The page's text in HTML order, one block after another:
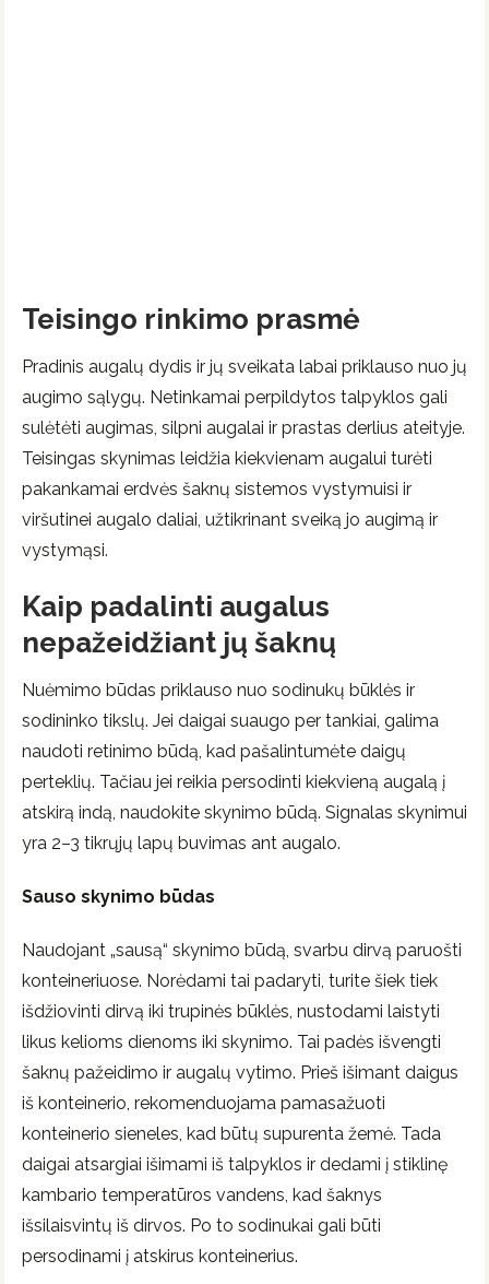
Teisingo rinkimo prasmė
Pradinis augalų dydis ir jų sveikata labai priklauso nuo jų
augimo sąlygų. Netinkamai perpildytos talpyklos gali
sulėtėti augimas, silpni augalai ir prastas derlius ateityje.
Teisingas skynimas leidžia kiekvienam augalui turėti
pakankamai erdvės šaknų sistemos vystymuisi ir
viršutinei augalo daliai, užtikrinant sveiką jo augimą ir
vystymąsi.
Kaip padalinti augalus
nepažeidžiant jų šaknų
Nuėmimo būdas priklauso nuo sodinukų būklės ir
sodininko tikslų. Jei daigai suaugo per tankiai, galima
naudoti retinimo būdą, kad pašalintumėte daigų
perteklių. Tačiau jei reikia persodinti kiekvieną augalą į
atskirą indą, naudokite skynimo būdą. Signalas skynimui
yra 2–3 tikrųjų lapų buvimas ant augalo.
Sauso skynimo būdas
Naudojant „sausą“ skynimo būdą, svarbu dirvą paruošti
konteineriuose. Norėdami tai padaryti, turite šiek tiek
išdžiovinti dirvą iki trupinės būklės, nustodami laistyti
likus kelioms dienoms iki skynimo. Tai padės išvengti
šaknų pažeidimo ir augalų vytimo. Prieš išimant daigus
iš konteinerio, rekomenduojama pamasažuoti
konteinerio sieneles, kad būtų supurenta žemė. Tada
daigai atsargiai išimami iš talpyklos ir dedami į stiklinę
kambario temperatūros vandens, kad šaknys
išsilaisvintų iš dirvos. Po to sodinukai gali būti
persodinami į atskirus konteinerius.